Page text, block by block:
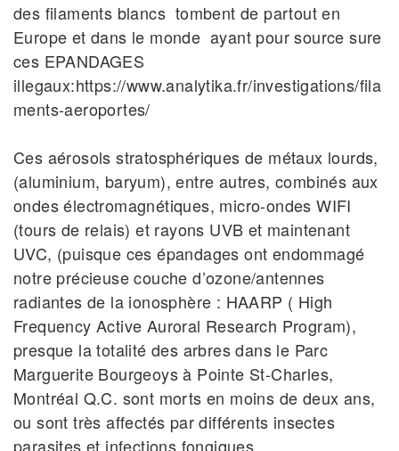
des filaments blancs tombent de partout en
Europe et dans le monde ayant pour source sure
ces EPANDAGES
illegaux:https://www.analytika.fr/investigations/fila
ments-aeroportes/
Ces aérosols stratosphériques de métaux lourds,
(aluminium, baryum), entre autres, combinés aux
ondes électromagnétiques, micro-ondes WIFI
(tours de relais) et rayons UVB et maintenant
UVC, (puisque ces épandages ont endommagé
notre précieuse couche d’ozone/antennes
radiantes de la ionosphère : HAARP ( High
Frequency Active Auroral Research Program),
presque la totalité des arbres dans le Parc
Marguerite Bourgeoys à Pointe St-Charles,
Montréal Q.C. sont morts en moins de deux ans,
ou sont très affectés par différents insectes
parasites et infections fongiques.